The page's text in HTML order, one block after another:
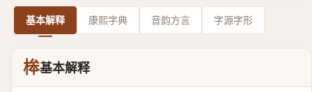
基本解释 康熙字典 音韵方言 字源字形
桳基本解释